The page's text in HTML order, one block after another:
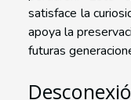
satisface la
apoya la
futuras